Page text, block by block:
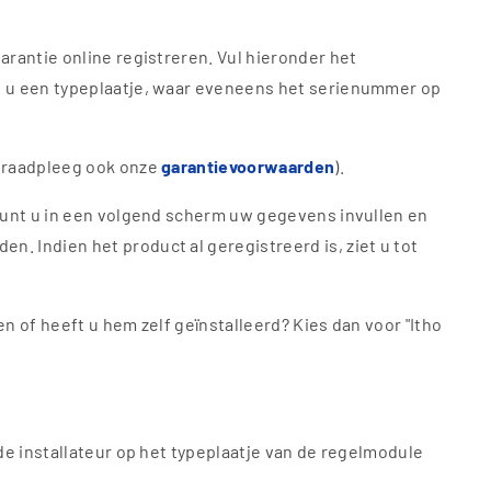
online registreren. Vul hieronder het
een typeplaatje, waar eveneens het serienummer op
ook onzegarantievoorwaarden).
u in een volgend scherm uw gegevens invullen en
Indien het product al geregistreerd is, ziet u tot
of heeft u hem zelf geïnstalleerd? Kies dan voor "Itho
installateur op het typeplaatje van de regelmodule